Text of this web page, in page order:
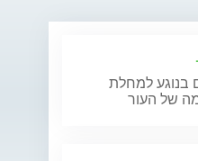
בנוגע למחלת
של העור